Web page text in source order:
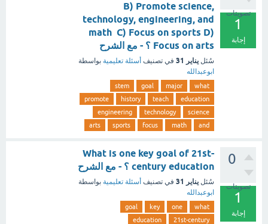
تصويتات
1
إجابة
B) Promote science,
technology, engineering, and
math C) Focus on sports D)
Focus on arts ؟ - مع الشرح
سُئل يناير 31 في تصنيف أسئلة تعليمية بواسطة
ابوعبدالله
what
major
goal
stem
education
teach
history
promote
science
technology
engineering
and
math
focus
sports
arts
0
تصويتات
1
إجابة
What is one key goal of 21st-
century education ؟ - مع الشرح
سُئل يناير 31 في تصنيف أسئلة تعليمية بواسطة
ابوعبدالله
what
one
key
goal
21st-century
education